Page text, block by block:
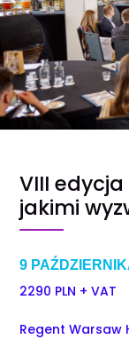
VIII edycja
jakimi
9
2290 PLN + VAT
Regent Warsaw